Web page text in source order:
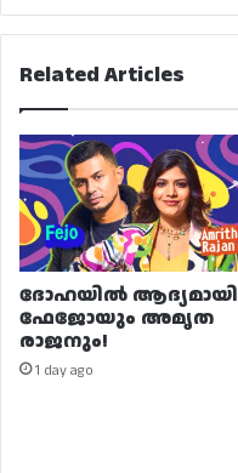
Related Articles
ദോഹയിൽ ആദ്യമായി
ഫേജോയും അമൃത
രാജനും!
1 day ago